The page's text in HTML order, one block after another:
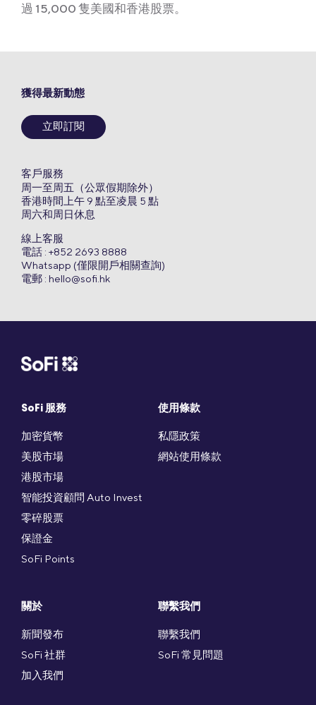
過 15,000 隻美國和香港股票。
SoFi 服務
加密貨幣
美股市場
港股市場
智能投資顧問 Auto Invest
零碎股票
保證金
SoFi Points
使用條款
私隱政策
網站使用條款
關於
新聞發布
SoFi 社群
加入我們
聯繫我們
聯繫我們
SoFi 常見問題
獲得最新動態
立即訂閱
客戶服務
周一至周五（公眾假期除外）
香港時間上午 9 點至凌晨 5 點
周六和周日休息
線上客服
電話 : +852 2693 8888
Whatsapp (僅限開戶相關查詢)
電郵 : hello@sofi.hk